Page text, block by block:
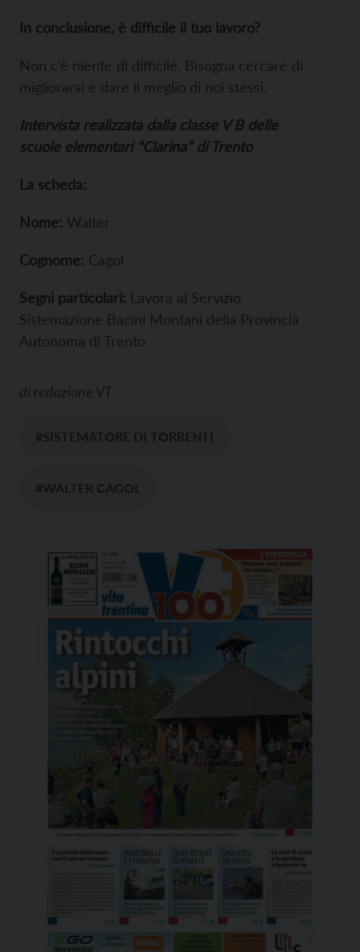
In conclusione, è difficile il tuo lavoro?
Non c’è niente di difficile. Bisogna cercare di
migliorarsi e dare il meglio di noi stessi.
Intervista realizzata dalla classe V B delle
scuole elementari “Clarina” di Trento
La scheda:
Nome: Walter
Cognome: Cagol
Segni particolari: Lavora al Servizio
Sistemazione Bacini Montani della Provincia
Autonoma di Trento
di redazione VT
#SISTEMATORE DI TORRENTI
#WALTER CAGOL